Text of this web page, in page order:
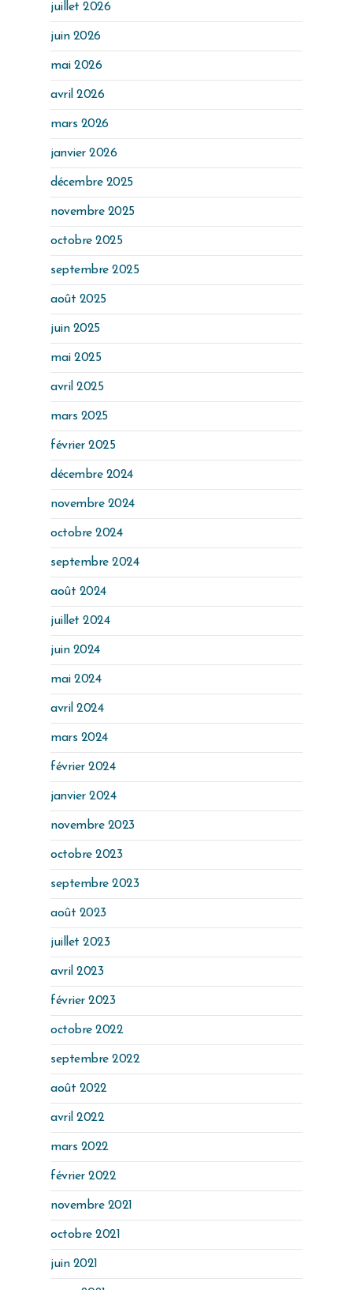
juillet 2026
juin 2026
mai 2026
avril 2026
mars 2026
janvier 2026
décembre 2025
novembre 2025
octobre 2025
septembre 2025
août 2025
juin 2025
mai 2025
avril 2025
mars 2025
février 2025
décembre 2024
novembre 2024
octobre 2024
septembre 2024
août 2024
juillet 2024
juin 2024
mai 2024
avril 2024
mars 2024
février 2024
janvier 2024
novembre 2023
octobre 2023
septembre 2023
août 2023
juillet 2023
avril 2023
février 2023
octobre 2022
septembre 2022
août 2022
avril 2022
mars 2022
février 2022
novembre 2021
octobre 2021
juin 2021